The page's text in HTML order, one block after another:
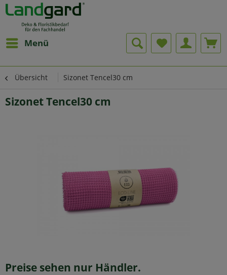
Menü
Übersicht Sizonet Tencel30 cm
Sizonet Tencel30 cm
Preise sehen nur Händler.